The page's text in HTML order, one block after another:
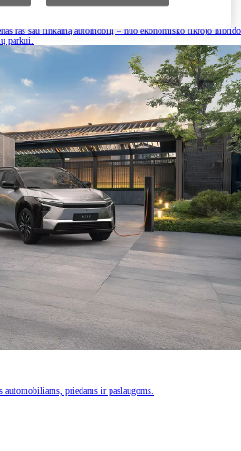
ras sau tinkamą automobilį – nuo ekonomiško tikrojo hibrido
parkui.
priedams ir paslaugoms.